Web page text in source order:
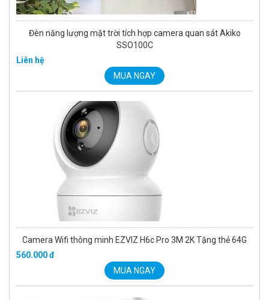
Đèn năng lượng mặt trời tích hợp camera quan sát Akiko
SSO100C
Liên hệ
MUA NGAY
Camera Wifi thông minh EZVIZ H6c Pro 3M 2K Tặng thẻ 64G
560.000 đ
MUA NGAY